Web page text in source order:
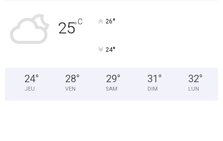
25°C 26°
24°
24°
JEU
28°
VEN
29°
SAM
31 °
DIM
32°
LUN